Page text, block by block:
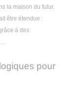
la maison du futur.
être étendue :
à des
pour